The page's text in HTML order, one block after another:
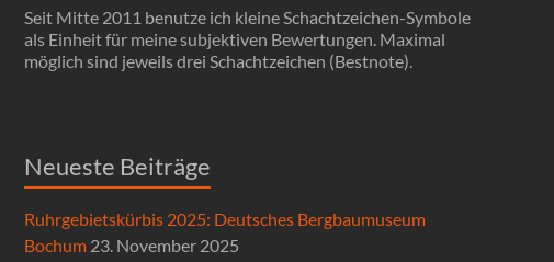
Seit Mitte 2011 benutze ich kleine Schachtzeichen-Symbole
als Einheit für meine subjektiven Bewertungen. Maximal
möglich sind jeweils drei Schachtzeichen (Bestnote).
Neueste Beiträge
Ruhrgebietskürbis 2025: Deutsches Bergbaumuseum
Bochum 23. November 2025